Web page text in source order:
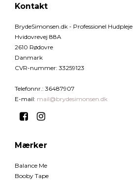
Kontakt
BrydeSimonsen.dk - Professionel Hudpleje
Hvidovrevej 88A
2610 Rødovre
Danmark
CVR-nummer: 33259123
Telefonnr. : 36487907
E-mail: mail@brydesimonsen.dk
Mærker
Balance Me
Booby Tape